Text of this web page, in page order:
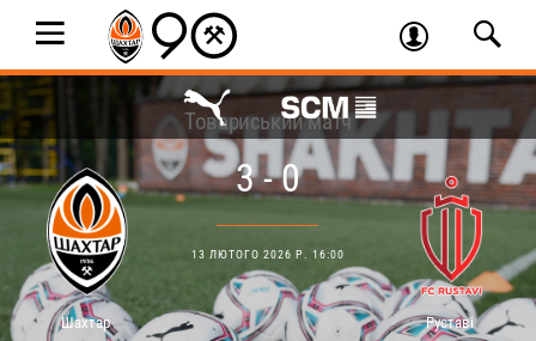
Шахтар
Товариський матч
3 - 0
13 ЛЮТОГО 2026 Р. 16:00
Руставі